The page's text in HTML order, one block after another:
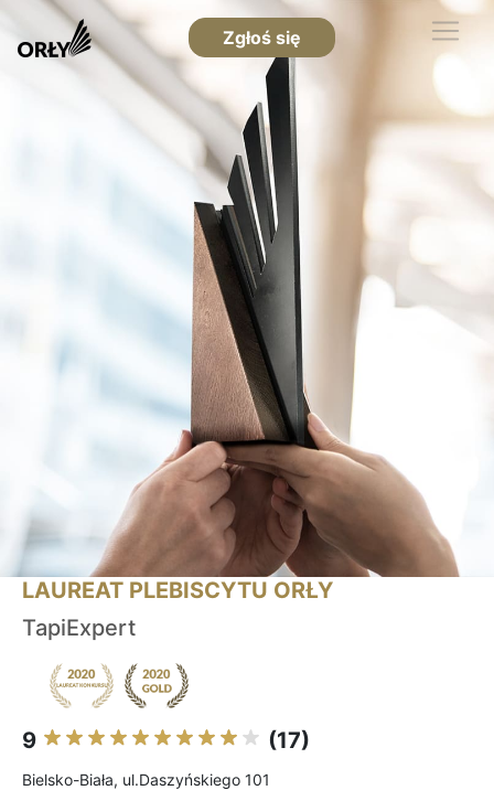
Zgłoś się
LAUREAT PLEBISCYTU ORŁY
TapiExpert
9 (17)
Bielsko-Biała, ul.Daszyńskiego 101